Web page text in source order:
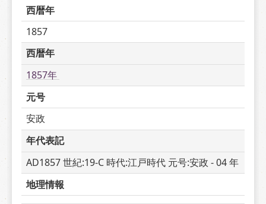
西暦年
1857
西暦年
1857年
元号
安政
年代表記
AD1857 世紀:19-C 時代:江戸時代 元号:安政 - 04 年
地理情報